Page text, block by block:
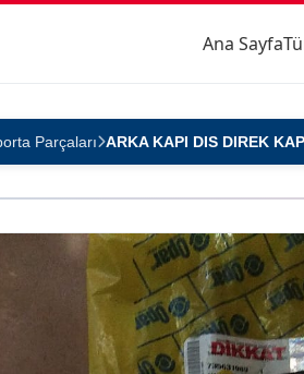
Ana Sayfa
Parçaları ARKA KAPI DIS DIREK